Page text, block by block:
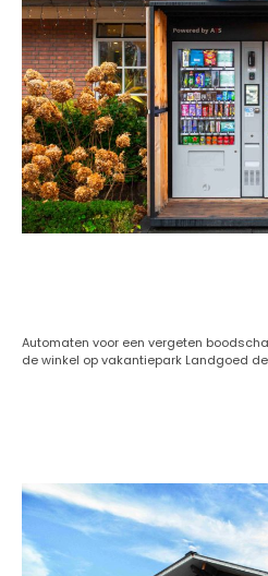
Automaten voor een vergeten
de winkel op vakantiepark Landgoed